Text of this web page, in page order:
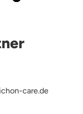
care.de